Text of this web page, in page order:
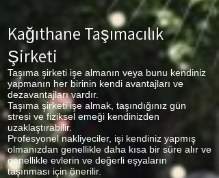
Kağıthane Taşımacılık
Şirketi
Taşıma şirketi işe almanın veya bunu kendiniz
yapmanın her birinin kendi avantajları ve
dezavantajları vardır.
Taşıma şirketi işe almak, taşındığınız gün
stresi ve fiziksel emeği kendinizden
uzaklaştırabilir.
Profesyonel nakliyeciler, işi kendiniz yapmış
olmanızdan genellikle daha kısa bir süre alır ve
genellikle evlerin ve değerli eşyaların
taşınması için önerilir.